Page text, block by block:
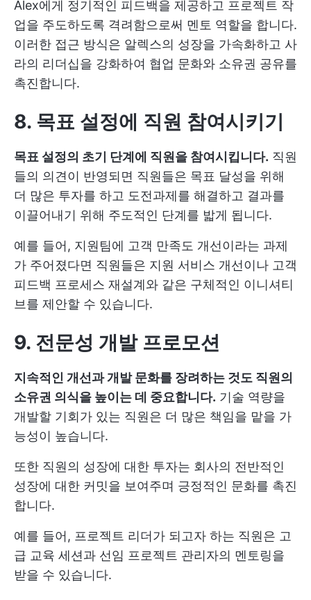
Alex에게 정기적인 피드백을 제공하고 프로젝트 작
업을 주도하도록 격려함으로써 멘토 역할을 합니다.
이러한 접근 방식은 알렉스의 성장을 가속화하고 사
라의 리더십을 강화하여 협업 문화와 소유권 공유를
촉진합니다.
8. 목표 설정에 직원 참여시키기
목표 설정의 초기 단계에 직원을 참여시킵니다. 직원
들의 의견이 반영되면 직원들은 목표 달성을 위해
더 많은 투자를 하고 도전과제를 해결하고 결과를
이끌어내기 위해 주도적인 단계를 밟게 됩니다.
예를 들어, 지원팀에 고객 만족도 개선이라는 과제
가 주어졌다면 직원들은 지원 서비스 개선이나 고객
피드백 프로세스 재설계와 같은 구체적인 이니셔티
브를 제안할 수 있습니다.
9. 전문성 개발 프로모션
지속적인 개선과 개발 문화를 장려하는 것도 직원의
소유권 의식을 높이는 데 중요합니다. 기술 역량을
개발할 기회가 있는 직원은 더 많은 책임을 맡을 가
능성이 높습니다.
또한 직원의 성장에 대한 투자는 회사의 전반적인
성장에 대한 커밋을 보여주며 긍정적인 문화를 촉진
합니다.
예를 들어, 프로젝트 리더가 되고자 하는 직원은 고
급 교육 세션과 선임 프로젝트 관리자의 멘토링을
받을 수 있습니다.